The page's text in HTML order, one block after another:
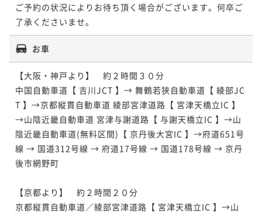
ご予約の状況によりお待ち頂く場合がございます。何卒ご
了承くださいませ。
お車
【大阪・神戸より】　約２時間３０分
中国自動車道【 吉川JCT 】→ 舞鶴若狭自動車道【 綾部JC
T 】→京都縦貫自動車道 綾部宮津道路【 宮津天橋立IC 】
→山陰近畿自動車道 宮津与謝道路【 与謝天橋立IC 】→山
陰近畿自動車道(無料区間)【 京丹後大宮IC 】→府道651号
線 → 国道312号線 → 府道17号線 → 国道178号線 → 京丹
後市網野町
【京都より】　約２時間２０分
京都縦貫自動車道／綾部宮津道路【 宮津天橋立IC 】→山